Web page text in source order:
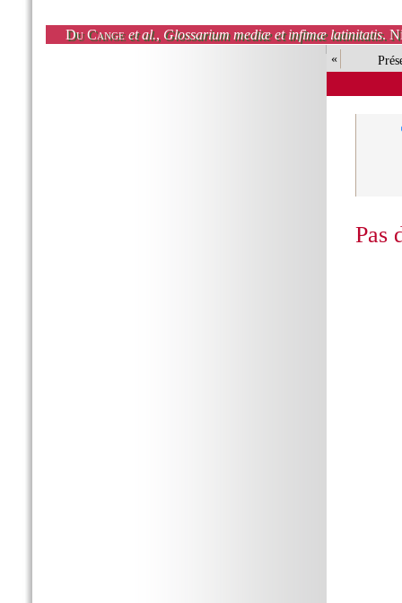
Du Cange et al., Glossarium mediæ et infimæ latinitatis.
«
Pas